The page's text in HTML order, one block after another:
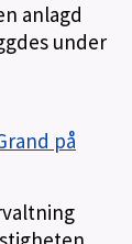
anlagd
under
på